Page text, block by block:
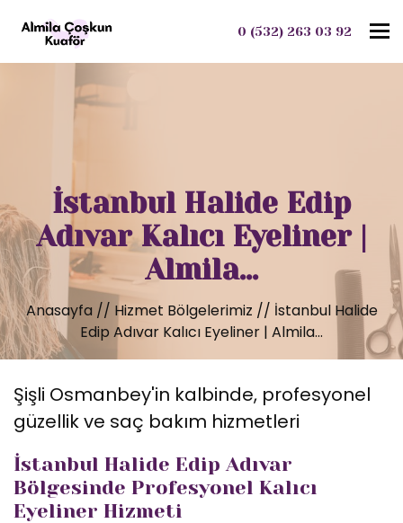
0 (532) 263 03 92
İstanbul Halide Edip
Adıvar Kalıcı Eyeliner |
Almila...
Anasayfa // Hizmet Bölgelerimiz // İstanbul Halide
Edip Adıvar Kalıcı Eyeliner | Almila...
Şişli Osmanbey'in kalbinde, profesyonel
güzellik ve saç bakım hizmetleri
İstanbul Halide Edip Adıvar
Bölgesinde Profesyonel Kalıcı
Eyeliner Hizmeti